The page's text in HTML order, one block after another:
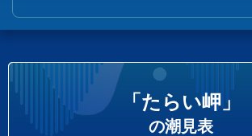
「たらい岬」
の潮見表